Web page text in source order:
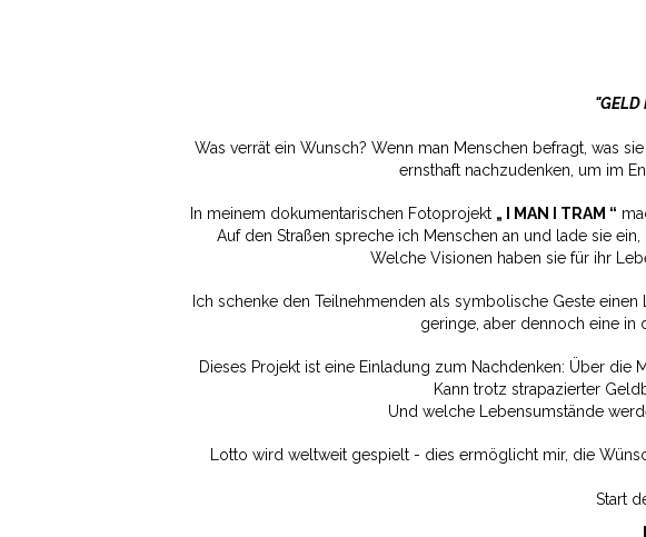
"GELD
Was verrät ein Wunsch? Wenn man Menschen befragt, was
ernsthaft nachzudenken, um im
In meinem dokumentarischen Fotoprojekt „ I MAN I TRAM “
Auf den Straßen spreche ich Menschen an und lade sie
Welche Visionen haben sie für ihr
Ich schenke den Teilnehmenden als symbolische Geste
geringe, aber dennoch eine in
Dieses Projekt ist eine Einladung zum Nachdenken: Über
Kann trotz strapazierter
Und welche Lebensumstände
Lotto wird weltweit gespielt - dies ermöglicht mir, die
Start